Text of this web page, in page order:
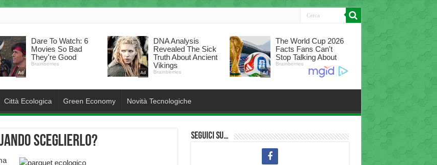
Città Ecologica Green Economy Novità Tecnologiche
sceglierlo? Seguici su…